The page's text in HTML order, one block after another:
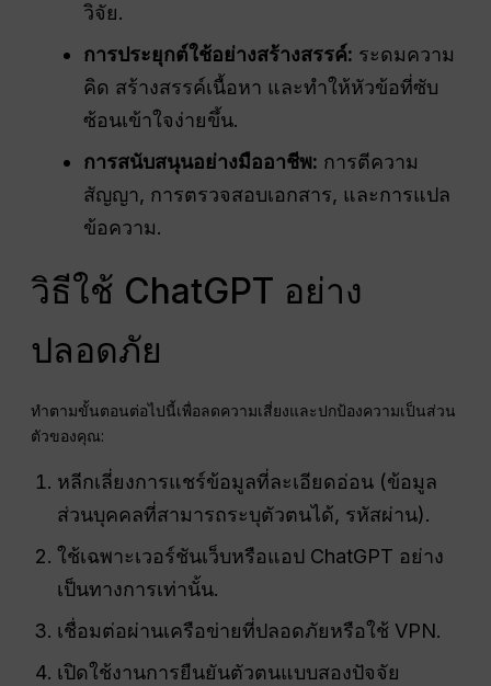
วิจัย.
การประยุกต์ใช้อย่างสร้างสรรค์: ระดมความ
คิด สร้างสรรค์เนื้อหา และทำให้หัวข้อที่ซับ
ซ้อนเข้าใจง่ายขึ้น.
การสนับสนุนอย่างมืออาชีพ: การตีความ
สัญญา, การตรวจสอบเอกสาร, และการแปล
ข้อความ.
วิธีใช้ ChatGPT อย่าง
ปลอดภัย
ทำตามขั้นตอนต่อไปนี้เพื่อลดความเสี่ยงและปกป้องความเป็นส่วน
ตัวของคุณ:
หลีกเลี่ยงการแชร์ข้อมูลที่ละเอียดอ่อน (ข้อมูล
ส่วนบุคคลที่สามารถระบุตัวตนได้, รหัสผ่าน).
ใช้เฉพาะเวอร์ชันเว็บหรือแอป ChatGPT อย่าง
เป็นทางการเท่านั้น.
เชื่อมต่อผ่านเครือข่ายที่ปลอดภัยหรือใช้ VPN.
เปิดใช้งานการยืนยันตัวตนแบบสองปัจจัย